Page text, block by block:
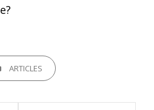
ARTICLES